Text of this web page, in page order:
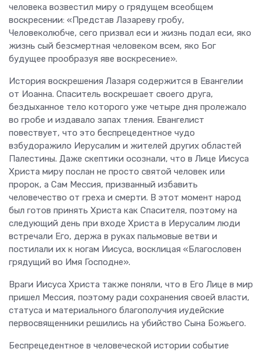
человека возвестил миру о грядущем всеобщем
воскресении: «Представ Лазареву гробу,
Человеколюбче, сего призвал еси и жизнь подал еси, яко
жизнь сый безсмертная человеком всем, яко Бог
будущее прообразуя яве воскресение».
История воскрешения Лазаря содержится в Евангелии
от Иоанна. Спаситель воскрешает своего друга,
бездыханное тело которого уже четыре дня пролежало
во гробе и издавало запах тления. Евангелист
повествует, что это беспрецедентное чудо
взбудоражило Иерусалим и жителей других областей
Палестины. Даже скептики осознали, что в Лице Иисуса
Христа миру послан не просто святой человек или
пророк, а Сам Мессия, призванный избавить
человечество от греха и смерти. В этот момент народ
был готов принять Христа как Спасителя, поэтому на
следующий день при входе Христа в Иерусалим люди
встречали Его, держа в руках пальмовые ветви и
постилали их к ногам Иисуса, восклицая «Благословен
грядущий во Имя Господне».
Враги Иисуса Христа также поняли, что в Его Лице в мир
пришел Мессия, поэтому ради сохранения своей власти,
статуса и материального благополучия иудейские
первосвященники решились на убийство Сына Божьего.
Беспрецедентное в человеческой истории событие